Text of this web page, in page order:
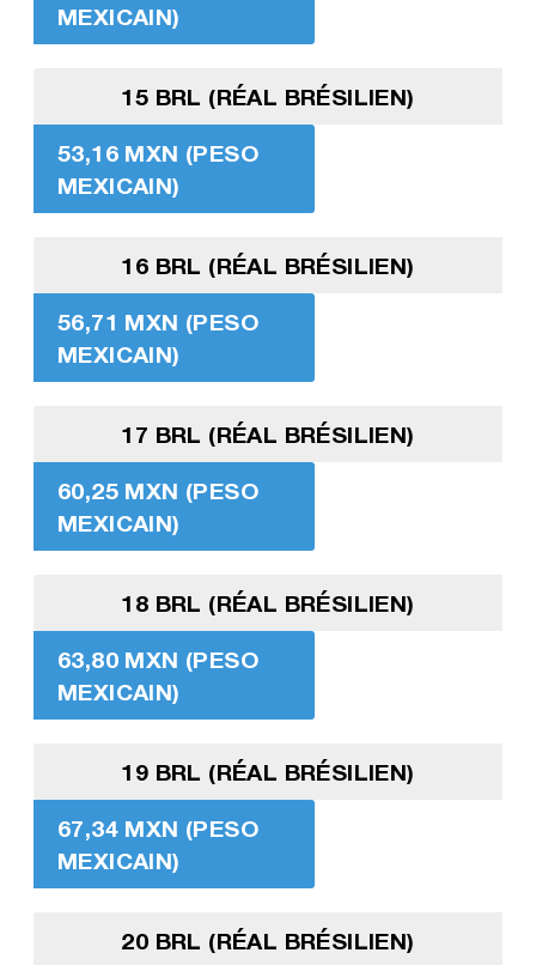
MEXICAIN)
15 BRL (RÉAL BRÉSILIEN)
53,16 MXN (PESO
MEXICAIN)
16 BRL (RÉAL BRÉSILIEN)
56,71 MXN (PESO
MEXICAIN)
17 BRL (RÉAL BRÉSILIEN)
60,25 MXN (PESO
MEXICAIN)
18 BRL (RÉAL BRÉSILIEN)
63,80 MXN (PESO
MEXICAIN)
19 BRL (RÉAL BRÉSILIEN)
67,34 MXN (PESO
MEXICAIN)
20 BRL (RÉAL BRÉSILIEN)